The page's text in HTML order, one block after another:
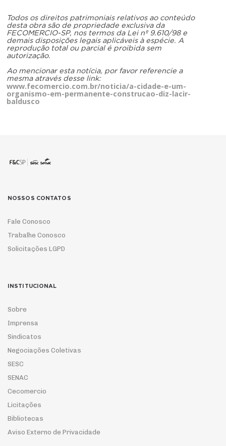
Todos os direitos patrimoniais relativos ao conteúdo
desta obra são de propriedade exclusiva da
FECOMERCIO-SP, nos termos da Lei nº 9.610/98 e
demais disposições legais aplicáveis à espécie. A
reprodução total ou parcial é proibida sem
autorização.
Ao mencionar esta notícia, por favor referencie a
mesma através desse link:
www.fecomercio.com.br/noticia/a-cidade-e-um-
organismo-em-permanente-construcao-diz-lacir-
baldusco
NOSSOS CONTATOS
Fale Conosco
Trabalhe Conosco
Solicitações LGPD
INSTITUCIONAL
Sobre
Imprensa
Sindicatos
Negociações Coletivas
SESC
SENAC
Cecomercio
Licitações
Bibliotecas
Aviso Externo de Privacidade